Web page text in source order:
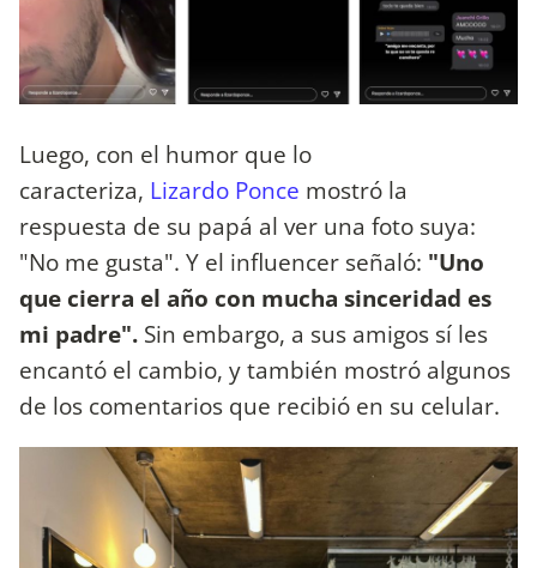
Luego, con el humor que lo
caracteriza, Lizardo Ponce mostró la
respuesta de su papá al ver una foto suya:
"No me gusta". Y el influencer señaló: "Uno
que cierra el año con mucha sinceridad es
mi padre". Sin embargo, a sus amigos sí les
encantó el cambio, y también mostró algunos
de los comentarios que recibió en su celular.